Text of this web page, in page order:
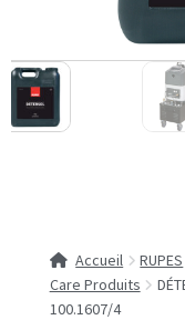
Accueil RUPES
Care Produits
100.1607/4